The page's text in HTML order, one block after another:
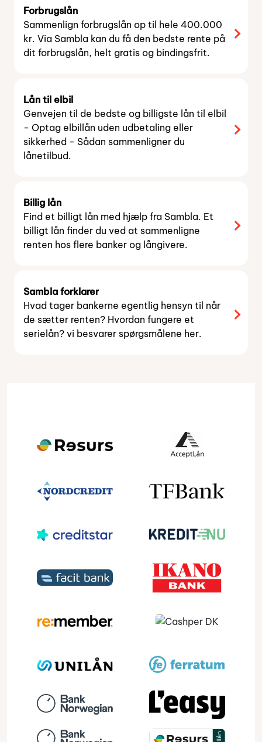
Forbrugslån
Sammenlign forbrugslån op til hele 400.000
kr. Via Sambla kan du få den bedste rente på
dit forbrugslån, helt gratis og bindingsfrit.
Lån til elbil
Genvejen til de bedste og billigste lån til elbil
- Optag elbillån uden udbetaling eller
sikkerhed - Sådan sammenligner du
lånetilbud.
Billig lån
Find et billigt lån med hjælp fra Sambla. Et
billigt lån finder du ved at sammenligne
renten hos flere banker og långivere.
Sambla forklarer
Hvad tager bankerne egentlig hensyn til når
de sætter renten? Hvordan fungere et
serielån? vi besvarer spørgsmålene her.